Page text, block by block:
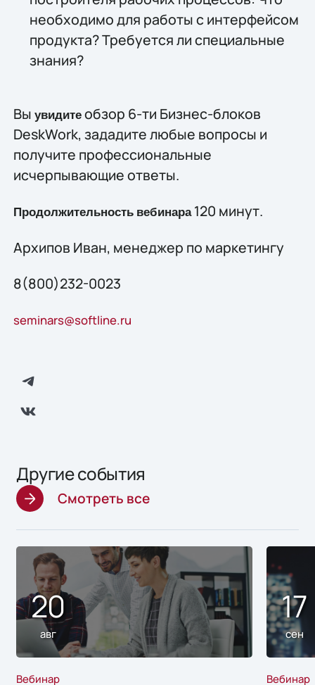
необходимо для работы с интерфейсом
продукта? Требуется ли специальные
знания?
Вы увидитеобзор 6-ти Бизнес-блоков
DeskWork, зададите любые вопросы и
получите профессиональные
исчерпывающие ответы.
Продолжительность вебинара120 минут.
Архипов Иван, менеджер по маркетингу
8(800)232-0023
seminars@softline.ru
Другие события
Смотреть все
20
авг
Вебинар
17
сен
Вебинар